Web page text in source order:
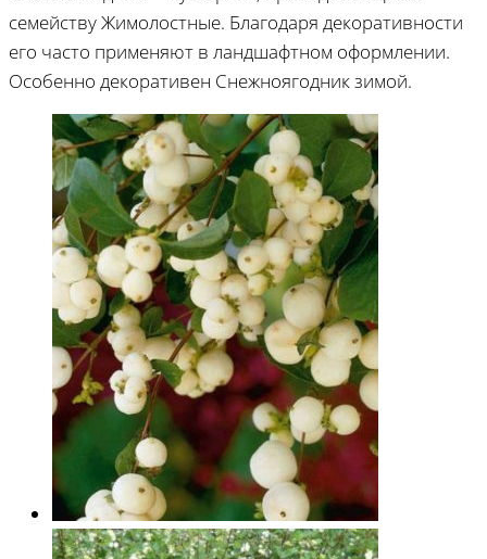
семейству Жимолостные. Благодаря декоративности
его часто применяют в ландшафтном оформлении.
Особенно декоративен Снежноягодник зимой.